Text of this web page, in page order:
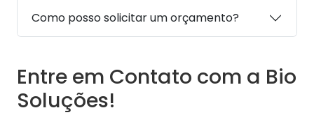
Como posso solicitar um orçamento?
Entre em Contato com a Bio
Soluções!